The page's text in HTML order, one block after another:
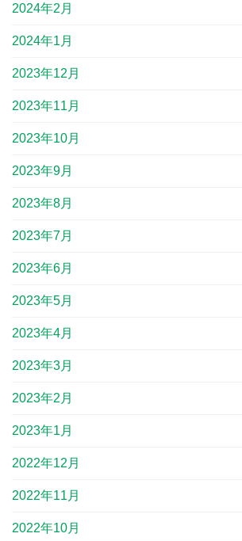
2024年2月
2024年1月
2023年12月
2023年11月
2023年10月
2023年9月
2023年8月
2023年7月
2023年6月
2023年5月
2023年4月
2023年3月
2023年2月
2023年1月
2022年12月
2022年11月
2022年10月